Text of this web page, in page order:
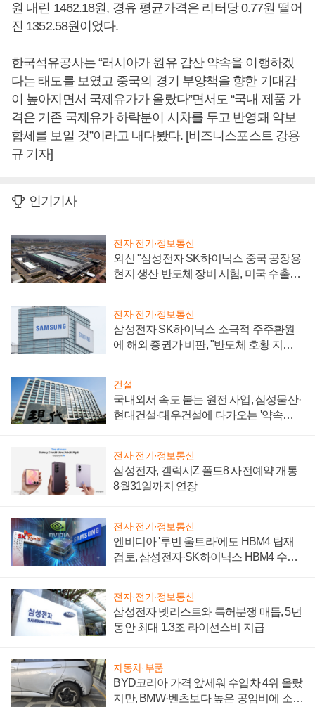
원 내린 1462.18원, 경유 평균가격은 리터당 0.77원 떨어
진 1352.58원이었다.
한국석유공사는 “러시아가 원유 감산 약속을 이행하겠
다는 태도를 보였고 중국의 경기 부양책을 향한 기대감
이 높아지면서 국제유가가 올랐다”면서도 “국내 제품 가
격은 기존 국제유가 하락분이 시차를 두고 반영돼 약보
합세를 보일 것”이라고 내다봤다. [비즈니스포스트 강용
규 기자]
인기기사
전자·전기·정보통신
외신 "삼성전자 SK하이닉스 중국 공장용
현지 생산 반도체 장비 시험, 미국 수출통
전자·전기·정보통신
삼성전자 SK하이닉스 소극적 주주환원
에 해외 증권가 비판, "반도체 호황 지속
건설
국내외서 속도 붙는 원전 사업, 삼성물산·
현대건설·대우건설에 다가오는 '약속의
전자·전기·정보통신
삼성전자, 갤럭시Z 폴드8 사전예약 개통
8월31일까지 연장
전자·전기·정보통신
엔비디아 '루빈 울트라'에도 HBM4 탑재
검토, 삼성전자·SK하이닉스 HBM4 수율
전자·전기·정보통신
삼성전자 넷리스트와 특허분쟁 매듭, 5년
동안 최대 1.3조 라이선스비 지급
자동차·부품
BYD코리아 가격 앞세워 수입차 4위 올랐
지만, BMW·벤츠보다 높은 공임비에 소비